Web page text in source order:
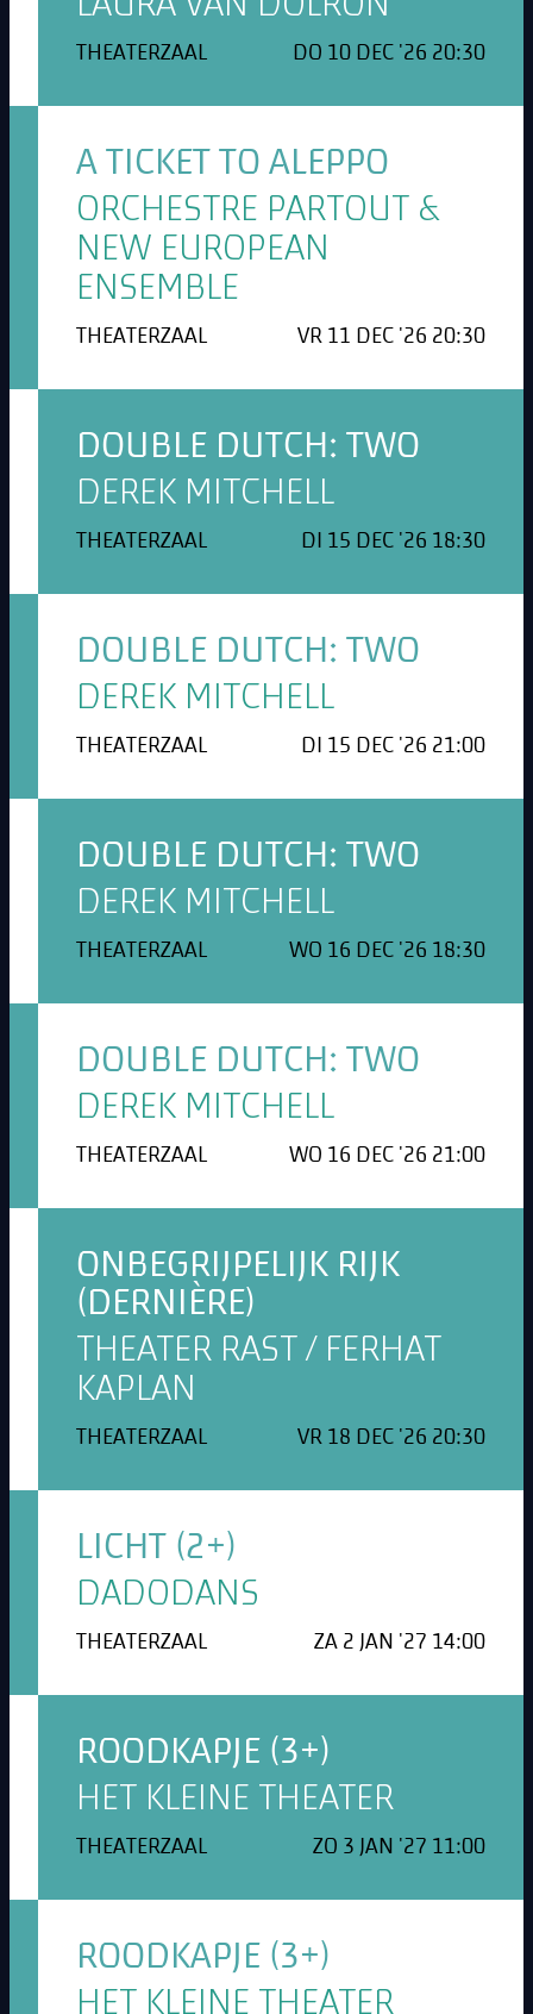
THEATERZAAL DO 10 DEC '26 20:30
A TICKET TO ALEPPO
ORCHESTRE PARTOUT &
NEW EUROPEAN
ENSEMBLE
THEATERZAAL VR 11 DEC '26 20:30
DOUBLE DUTCH: TWO
DEREK MITCHELL
THEATERZAAL DI 15 DEC '26 18:30
DOUBLE DUTCH: TWO
DEREK MITCHELL
THEATERZAAL DI 15 DEC '26 21:00
DOUBLE DUTCH: TWO
DEREK MITCHELL
THEATERZAAL WO 16 DEC '26 18:30
DOUBLE DUTCH: TWO
DEREK MITCHELL
THEATERZAAL WO 16 DEC '26 21:00
ONBEGRIJPELIJK RIJK
(DERNIÈRE)
THEATER RAST / FERHAT
KAPLAN
THEATERZAAL VR 18 DEC '26 20:30
LICHT (2+)
DADODANS
THEATERZAAL ZA 2 JAN '27 14:00
ROODKAPJE (3+)
HET KLEINE THEATER
THEATERZAAL ZO 3 JAN '27 11:00
ROODKAPJE (3+)
HET KLEINE THEATER